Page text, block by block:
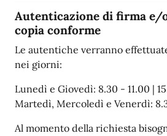
Autenticazione di firma e/
copia conforme
Le autentiche verranno
nei giorni:
Lunedì e Giovedì: 8.30 - 11.00 |
Martedì, Mercoledì e Venerdì:
Al momento della richiesta